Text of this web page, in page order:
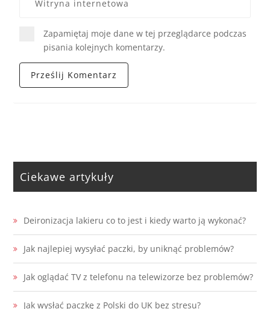
Zapamiętaj moje dane w tej przeglądarce podczas
pisania kolejnych komentarzy.
Ciekawe artykuły
Deironizacja lakieru co to jest i kiedy warto ją wykonać?
Jak najlepiej wysyłać paczki, by uniknąć problemów?
Jak oglądać TV z telefonu na telewizorze bez problemów?
Jak wysłać paczkę z Polski do UK bez stresu?